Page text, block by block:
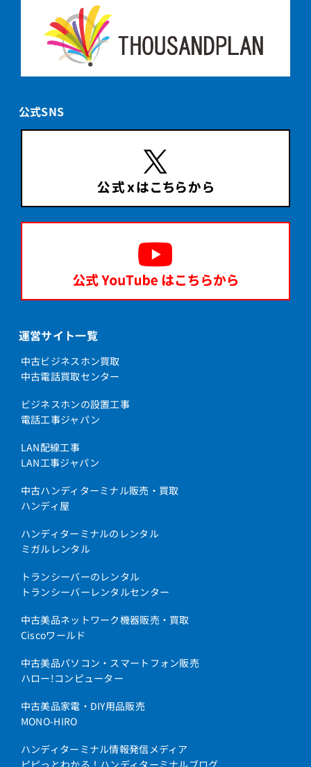
公式SNS
運営サイト一覧
中古ビジネスホン買取
中古電話買取センター
ビジネスホンの設置工事
電話工事ジャパン
LAN配線工事
LAN工事ジャパン
中古ハンディターミナル販売・買取
ハンディ屋
ハンディターミナルのレンタル
ミガルレンタル
トランシーバーのレンタル
トランシーバーレンタルセンター
中古美品ネットワーク機器販売・買取
Ciscoワールド
中古美品パソコン・スマートフォン販売
ハロー!コンピューター
中古美品家電・DIY用品販売
MONO-HIRO
ハンディターミナル情報発信メディア
ピピっとわかる！ハンディターミナルブログ